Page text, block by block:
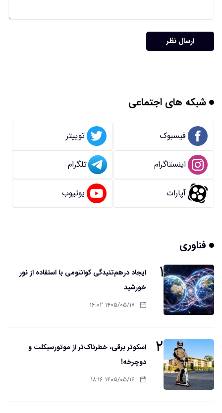
ارسال نظر
شبکه های اجتماعی
فیسبوک توییتر
اینستاگرام تلگرام
آپارات یوتیوب
فناوری
۱
ایجاد درهم‌تنیدگی کوانتومی با استفاده از نور
خورشید
۱۴۰۵/۰۵/۱۷ ۱۶:۰۲
۲
اسکوتر برقی، خطرناک‌تر از موتورسیکلت و
دوچرخه!
۱۴۰۵/۰۵/۱۶ ۱۸:۱۶